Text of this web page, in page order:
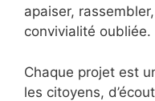
apaiser,
convivialité oubliée.
Chaque projet est
les citoyens,